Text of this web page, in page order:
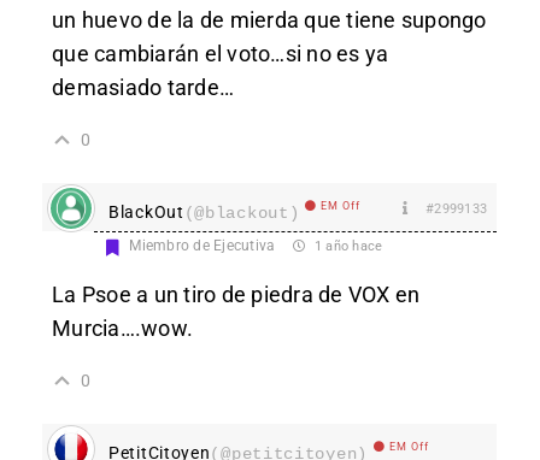
un huevo de la de mierda que tiene supongo
que cambiarán el voto…si no es ya
demasiado tarde…
0
BlackOut (@blackout) EM Off #2999133
Miembro de Ejecutiva 1 año hace
La Psoe a un tiro de piedra de VOX en
Murcia….wow.
0
PetitCitoyen(@petitcitoyen) EM Off